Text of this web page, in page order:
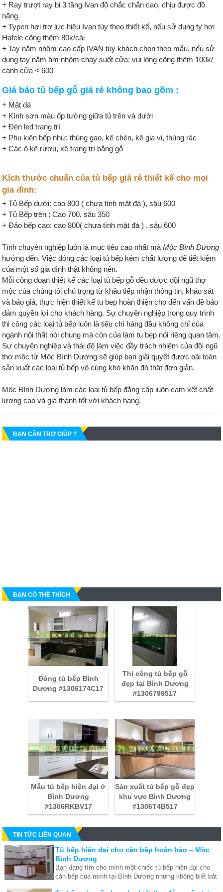
+ Ray trượt ray bi 3 tầng Ivan độ chắc chắn cao, chịu được đồ
nặng
+ Typen hơi trợ lực hiệu Ivan tùy theo thiết kế, nếu sử dụng ty hơi
Hafele cộng thêm 80k/cái
+ Tay nắm nhôm cao cấp IVAN tùy khách chọn theo mẫu, nếu sử
dụng tay nắm âm nhôm chạy suốt cửa: vui lòng cộng thêm 100k/
cánh cửa < 600
Giá báo tủ bếp gỗ giá rẻ không bao gồm :
+ Mặt đá
+ Kính sơn màu ốp tường giữa tủ trên và dưới
+ Đèn led trang trí
+ Phụ kiện bếp như: thùng gạo, kệ chén, kệ gia vị, thùng rác
+ Các ô kệ rượu, kệ trang trí bằng gỗ
Kích thước chuẩn của tủ bếp giá rẻ thiết kế cho mọi
gia đình:
+ Tủ Bếp dưới: cao 800 ( chưa tính mặt đá ), sâu 600
+ Tủ Bếp trên : Cao 700, sâu 350
+ Đảo bếp cao: cao 800( chưa tính mặt đá ) , sâu 600
Tính chuyên nghiệp luôn là mục tiêu cao nhất màMộc Bình Dương
hướng đến. Việc đóng các loại tủ bếp kém chất lượng để tiết kiệm
của một số gia đình thật không nên.
Mỗi công đoạn thiết kế các loại tủ bếp gỗ đều được đội ngũ thợ
mộc của chúng tôi chú trọng từ khâu tiếp nhận thông tin, khảo sát
và báo giá, thực hiện thiết kế tu bep hoàn thiện cho đến vấn đề bảo
đảm quyền lợi cho khách hàng. Sự chuyên nghiệp trong quy trình
thi công các loại tủ bếp luôn là tiêu chí hàng đầu không chỉ của
ngành nội thất nói chung mà còn của làm tu bep nói riêng quan tâm.
Sự chuyên nghiệp và thái độ làm việc đầy trách nhiệm của đội ngũ
thợ mộc từ Mộc Bình Dương sẽ giúp bạn giải quyết được bài toán
sản xuất các loại tủ bếp vô cùng khó khăn đó thật đơn giản.
Mộc Bình Dương làm các loại tủ bếp đẳng cấp luôn cam kết chất
lượng cao và giá thành tốt với khách hàng.
BẠN CẦN TRỢ GIÚP ?
BẠN CÓ THỂ THÍCH
Đóng tủ bếp Bình
Dương #1306174C17
Thi công tủ bếp gỗ
đẹp tại Bình Dương
#1306799517
Mẫu tủ bếp hiện đại ở
Bình Dương
#1306RKBV17
Sản xuất tủ bếp gỗ đẹp
khu vực Bình Dương
#1306T4B517
TIN TỨC LIÊN QUAN
Tủ bếp hiện đại cho căn bếp hoàn hảo – Mộc
Bình Dương
Bạn đang tìm cho mình một chiếc tủ bếp hiện đại cho
căn bếp của mình tại Bình Dương nhưng không biết bắt